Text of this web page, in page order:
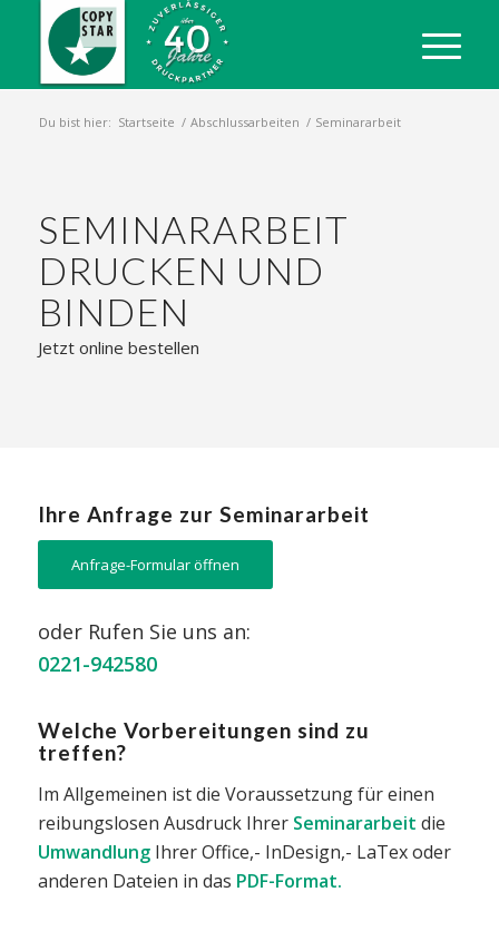
Du bist hier: Startseite / Abschlussarbeiten / Seminararbeit
SEMINARARBEIT
DRUCKEN UND
BINDEN
Jetzt online bestellen
Ihre Anfrage zur Seminararbeit
Anfrage-Formular öffnen
oder Rufen Sie uns an:
0221-942580
Welche Vorbereitungen sind zu
treffen?
Im Allgemeinen ist die Voraussetzung für einen
reibungslosen Ausdruck Ihrer Seminararbeit die
UmwandlungIhrer Office,- InDesign,- LaTex oder
anderen Dateien in das PDF-Format.